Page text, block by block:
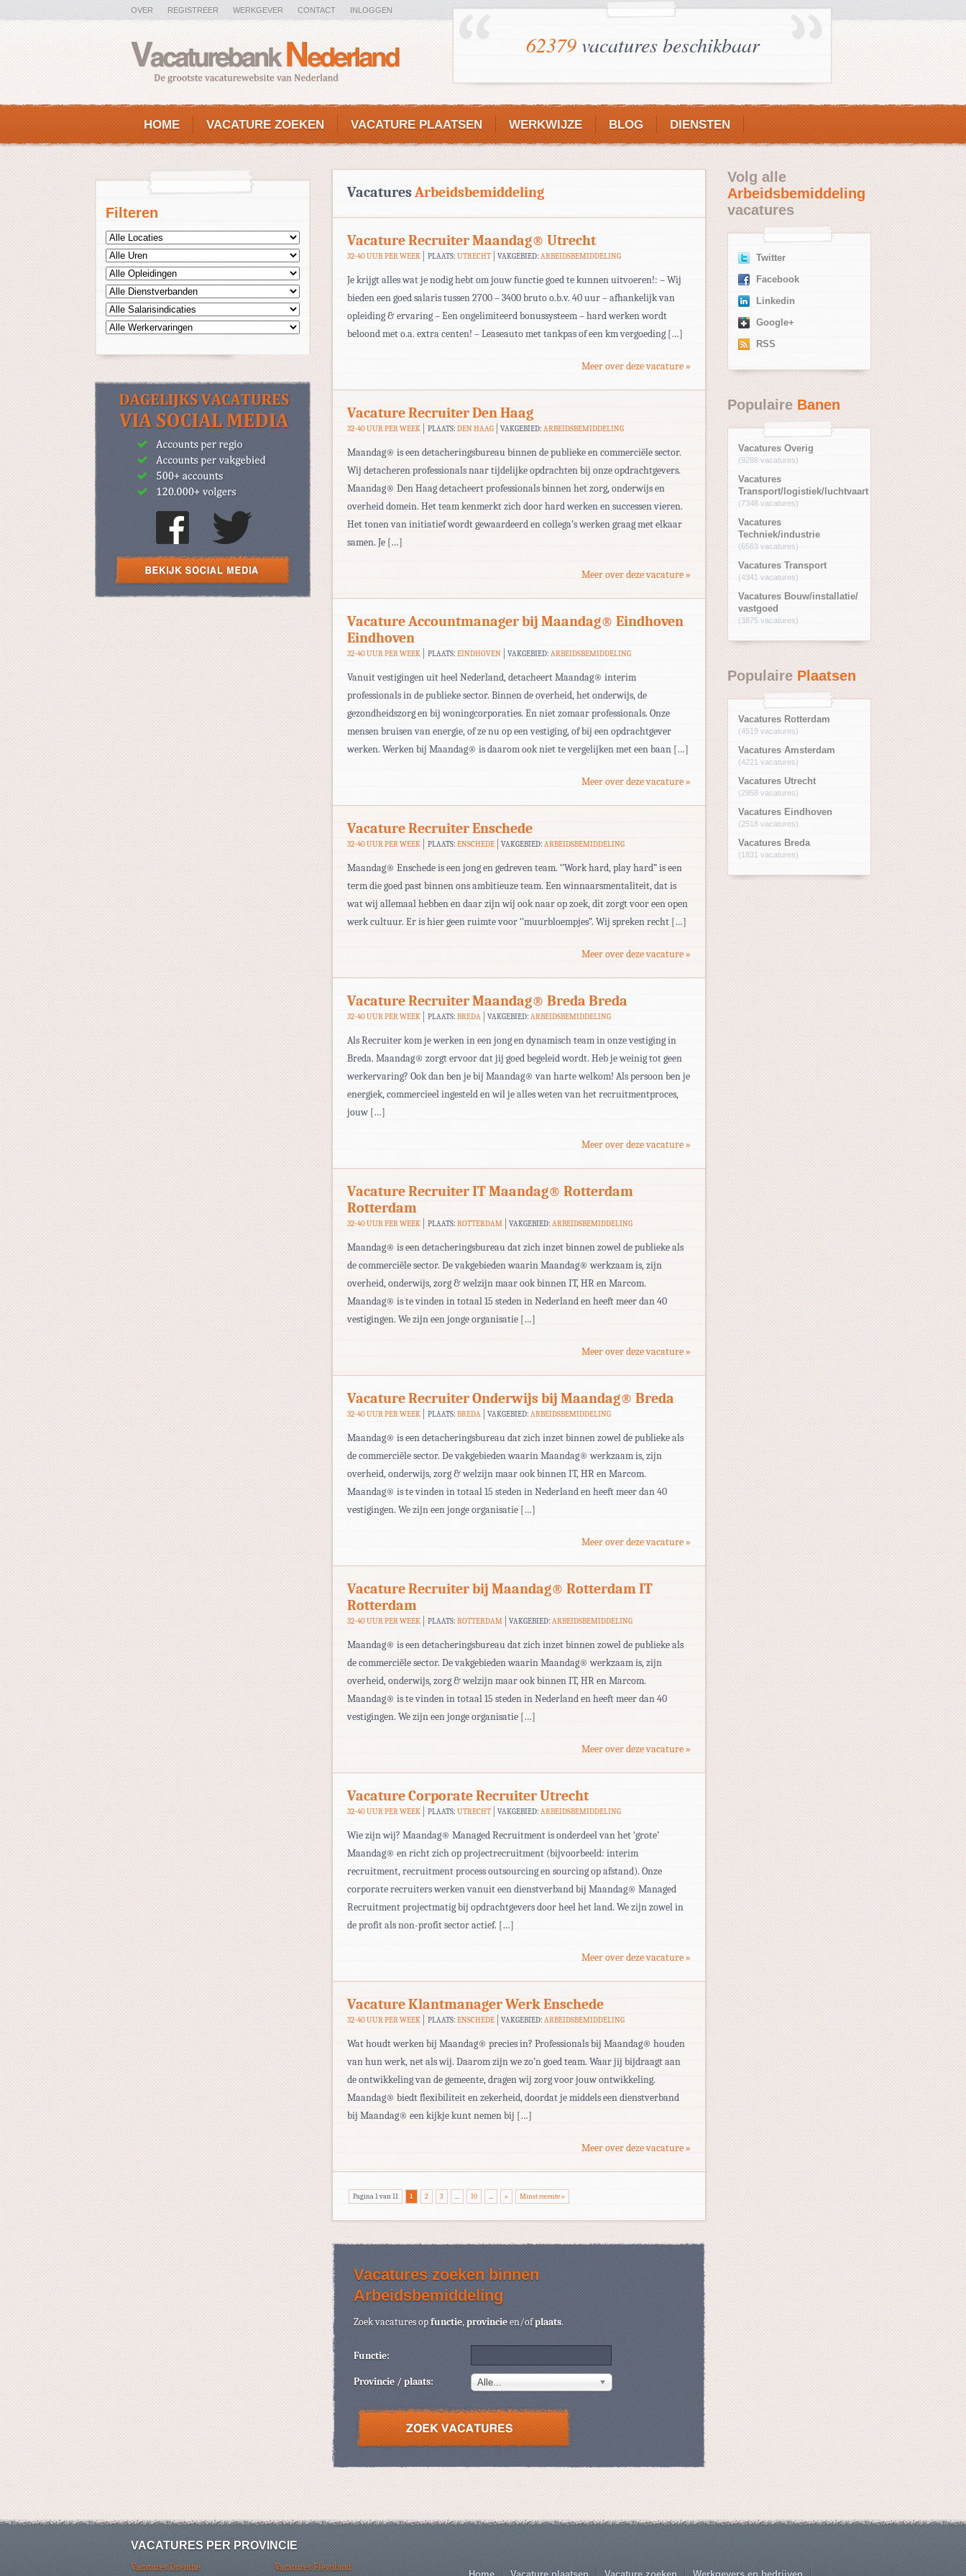
OVER REGISTREER WERKGEVER CONTACT INLOGGEN
62379vacatures beschikbaar
HOME VACATURE ZOEKEN VACATURE PLAATSEN WERKWIJZE BLOG DIENSTEN
Filteren
VacaturesArbeidsbemiddeling
Vacature Recruiter Maandag® Utrecht
32-40 UUR PER WEEK PLAATS: UTRECHT VAKGEBIED:ARBEIDSBEMIDDELING
Je krijgt alles wat je nodig hebt om jouw functie goed te kunnen uitvoeren!: – Wij
bieden een goed salaris tussen 2700 – 3400 bruto o.b.v. 40 uur – afhankelijk van
opleiding & ervaring – Een ongelimiteerd bonussysteem – hard werken wordt
beloond met o.a. extra centen! – Leaseauto met tankpas of een km vergoeding […]
Meer over deze vacature »
Vacature Recruiter Den Haag
32-40 UUR PER WEEK PLAATS: DEN HAAG VAKGEBIED:ARBEIDSBEMIDDELING
Maandag® is een detacheringsbureau binnen de publieke en commerciële sector.
Wij detacheren professionals naar tijdelijke opdrachten bij onze opdrachtgevers.
Maandag® Den Haag detacheert professionals binnen het zorg, onderwijs en
overheid domein. Het team kenmerkt zich door hard werken en successen vieren.
Het tonen van initiatief wordt gewaardeerd en collega’s werken graag met elkaar
samen. Je […]
Meer over deze vacature »
Vacature Accountmanager bij Maandag® Eindhoven
Eindhoven
32-40 UUR PER WEEK PLAATS: EINDHOVEN VAKGEBIED:ARBEIDSBEMIDDELING
Vanuit vestigingen uit heel Nederland, detacheert Maandag® interim
professionals in de publieke sector. Binnen de overheid, het onderwijs, de
gezondheidszorg en bij woningcorporaties. En niet zomaar professionals. Onze
mensen bruisen van energie, of ze nu op een vestiging, of bij een opdrachtgever
werken. Werken bij Maandag® is daarom ook niet te vergelijken met een baan […]
Meer over deze vacature »
Vacature Recruiter Enschede
32-40 UUR PER WEEK PLAATS: ENSCHEDE VAKGEBIED:ARBEIDSBEMIDDELING
Maandag® Enschede is een jong en gedreven team. ‘’Work hard, play hard” is een
term die goed past binnen ons ambitieuze team. Een winnaarsmentaliteit, dat is
wat wij allemaal hebben en daar zijn wij ook naar op zoek, dit zorgt voor een open
werk cultuur. Er is hier geen ruimte voor ‘’muurbloempjes”. Wij spreken recht […]
Meer over deze vacature »
Vacature Recruiter Maandag® Breda Breda
32-40 UUR PER WEEK PLAATS: BREDA VAKGEBIED:ARBEIDSBEMIDDELING
Als Recruiter kom je werken in een jong en dynamisch team in onze vestiging in
Breda. Maandag® zorgt ervoor dat jij goed begeleid wordt. Heb je weinig tot geen
werkervaring? Ook dan ben je bij Maandag® van harte welkom! Als persoon ben je
energiek, commercieel ingesteld en wil je alles weten van het recruitmentproces,
jouw […]
Meer over deze vacature »
Vacature Recruiter IT Maandag® Rotterdam
Rotterdam
32-40 UUR PER WEEK PLAATS: ROTTERDAM VAKGEBIED:ARBEIDSBEMIDDELING
Maandag® is een detacheringsbureau dat zich inzet binnen zowel de publieke als
de commerciële sector. De vakgebieden waarin Maandag® werkzaam is, zijn
overheid, onderwijs, zorg & welzijn maar ook binnen IT, HR en Marcom.
Maandag® is te vinden in totaal 15 steden in Nederland en heeft meer dan 40
vestigingen. We zijn een jonge organisatie […]
Meer over deze vacature »
Vacature Recruiter Onderwijs bij Maandag® Breda
32-40 UUR PER WEEK PLAATS: BREDA VAKGEBIED:ARBEIDSBEMIDDELING
Maandag® is een detacheringsbureau dat zich inzet binnen zowel de publieke als
de commerciële sector. De vakgebieden waarin Maandag® werkzaam is, zijn
overheid, onderwijs, zorg & welzijn maar ook binnen IT, HR en Marcom.
Maandag® is te vinden in totaal 15 steden in Nederland en heeft meer dan 40
vestigingen. We zijn een jonge organisatie […]
Meer over deze vacature »
Vacature Recruiter bij Maandag® Rotterdam IT
Rotterdam
32-40 UUR PER WEEK PLAATS: ROTTERDAM VAKGEBIED:ARBEIDSBEMIDDELING
Maandag® is een detacheringsbureau dat zich inzet binnen zowel de publieke als
de commerciële sector. De vakgebieden waarin Maandag® werkzaam is, zijn
overheid, onderwijs, zorg & welzijn maar ook binnen IT, HR en Marcom.
Maandag® is te vinden in totaal 15 steden in Nederland en heeft meer dan 40
vestigingen. We zijn een jonge organisatie […]
Meer over deze vacature »
Vacature Corporate Recruiter Utrecht
32-40 UUR PER WEEK PLAATS: UTRECHT VAKGEBIED:ARBEIDSBEMIDDELING
Wie zijn wij? Maandag® Managed Recruitment is onderdeel van het ‘grote’
Maandag® en richt zich op projectrecruitment (bijvoorbeeld: interim
recruitment, recruitment process outsourcing en sourcing op afstand). Onze
corporate recruiters werken vanuit een dienstverband bij Maandag® Managed
Recruitment projectmatig bij opdrachtgevers door heel het land. We zijn zowel in
de profit als non-profit sector actief. […]
Meer over deze vacature »
Vacature Klantmanager Werk Enschede
32-40 UUR PER WEEK PLAATS: ENSCHEDE VAKGEBIED:ARBEIDSBEMIDDELING
Wat houdt werken bij Maandag® precies in? Professionals bij Maandag® houden
van hun werk, net als wij. Daarom zijn we zo’n goed team. Waar jij bijdraagt aan
de ontwikkeling van de gemeente, dragen wij zorg voor jouw ontwikkeling.
Maandag® biedt flexibiliteit en zekerheid, doordat je middels een dienstverband
bij Maandag® een kijkje kunt nemen bij […]
Meer over deze vacature »
Pagina 1 van 11 1 2 3 ... 10 ... » Minst recente »
Vacatures zoeken binnen
Arbeidsbemiddeling
Zoek vacatures opfunctie,provincieen/ofplaats.
Functie:
Provincie / plaats: Alle...
Volg alle
Arbeidsbemiddeling
vacatures
Twitter
Facebook
Linkedin
Google+
RSS
PopulaireBanen
Vacatures Overig
(9288 vacatures)
Vacatures
Transport/logistiek/luchtvaart
(7348 vacatures)
Vacatures
Techniek/industrie
(6563 vacatures)
Vacatures Transport
(4341 vacatures)
Vacatures Bouw/installatie/
vastgoed
(3875 vacatures)
PopulairePlaatsen
Vacatures Rotterdam
(4519 vacatures)
Vacatures Amsterdam
(4221 vacatures)
Vacatures Utrecht
(2958 vacatures)
Vacatures Eindhoven
(2518 vacatures)
Vacatures Breda
(1831 vacatures)
VACATURES PER PROVINCIE
Vacatures Drenthe Vacatures Flevoland